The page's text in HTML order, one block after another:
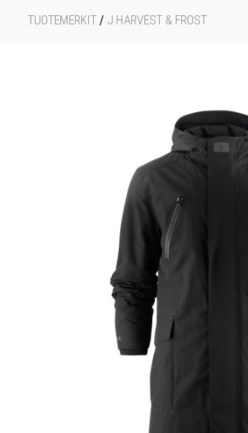
TUOTEMERKIT / J.HARVEST & FROST